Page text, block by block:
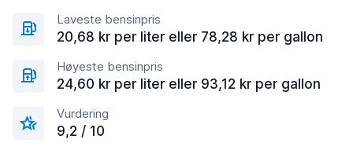
Laveste bensinpris
20,68 kr per liter eller 78,28 kr per gallon
Høyeste bensinpris
24,60 kr per liter eller 93,12 kr per gallon
Vurdering
9,2 / 10